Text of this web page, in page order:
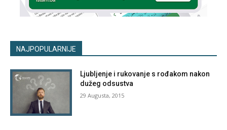
NAJPOPULARNIJE
Ljubljenje i rukovanje s rođakom nakon
dužeg odsustva
29 Augusta, 2015